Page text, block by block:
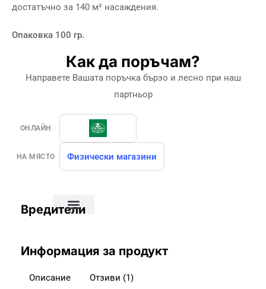
достатъчно за 140 м² насаждения.
Опаковка 100 гр.
Как да поръчам?
Направете Вашата поръчка бързо и лесно при наш
партньор
ОНЛАЙН
НА МЯСТО Физически магазини
Вредители
Информация за продукт
Описание Отзиви (1)